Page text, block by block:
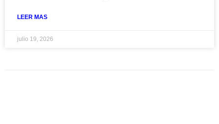
LEER MAS
julio 19, 2026